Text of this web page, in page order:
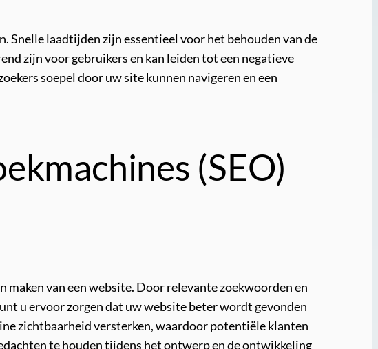
laadtijden zijn essentieel voor het behouden van de
zijn voor gebruikers en kan leiden tot een negatieve
soepel door uw site kunnen navigeren en een
(SEO)
van een website. Door relevante zoekwoorden en
u ervoor zorgen dat uw website beter wordt gevonden
zichtbaarheid versterken, waardoor potentiële klanten
te houden tijdens het ontwerp en de ontwikkeling